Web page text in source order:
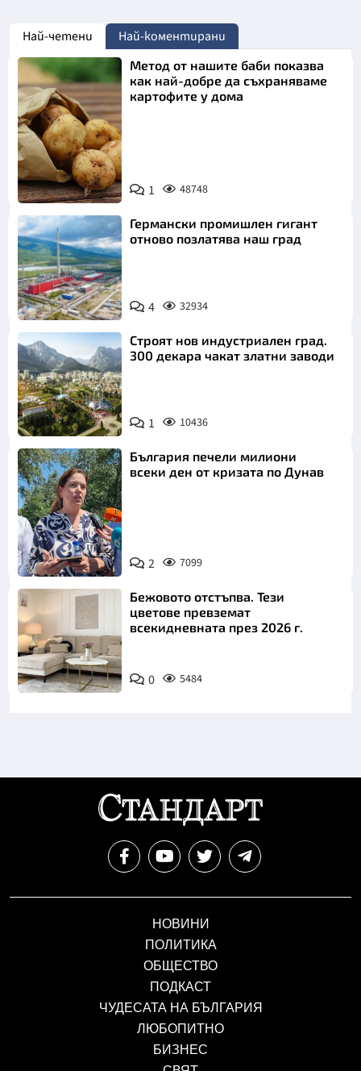
Най-четени Най-коментирани
Снимка:
Пиксабей
Метод от нашите баби показва
как най-добре да съхраняваме
картофите у дома
1 48748
Германски промишлен гигант
отново позлатява наш град
4 32934
Строят нов индустриален град.
300 декара чакат златни заводи
1 10436
Снимка: БТА
България печели милиони
всеки ден от кризата по Дунав
2 7099
Бежовото отстъпва. Тези
цветове превземат
всекидневната през 2026 г.
0 5484
НОВИНИ
ПОЛИТИКА
ОБЩЕСТВО
ПОДКАСТ
ЧУДЕСАТА НА БЪЛГАРИЯ
ЛЮБОПИТНО
БИЗНЕС